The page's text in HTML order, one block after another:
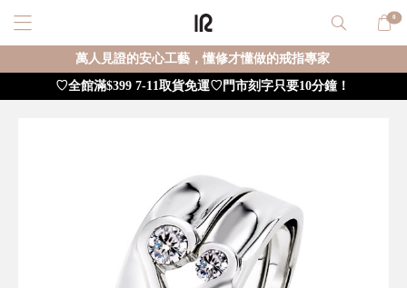
0
萬人見證的安心工藝，懂修才懂做的戒指專家
♡全館滿$399 7-11取貨免運♡門市刻字只要10分鐘！